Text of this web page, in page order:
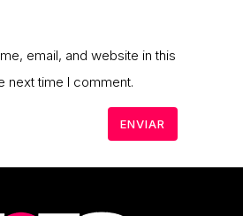
email, and website in this
next time I comment.